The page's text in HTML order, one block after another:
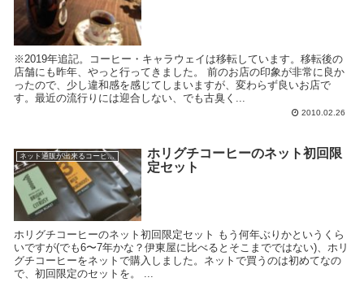
※2019年追記。コーヒー・キャラウェイは移転しています。移転後の
店舗にも昨年、やっと行ってきました。 前のお店の印象が非常に良か
ったので、少し違和感を感じてしまいますが、変わらず良いお店で
す。最近の流行りには迎合しない、でも古臭く...
2010.02.26
ネット通販が出来るコーヒー屋
ホリグチコーヒーのネット初回限
定セット
ホリグチコーヒーのネット初回限定セット もう何年ぶりかというくら
いですが(でも6〜7年かな？伊東屋に比べるとそこまでではない)、ホリ
グチコーヒーをネットで購入しました。ネットで買うのは初めてなの
で、初回限定のセットを。 ...